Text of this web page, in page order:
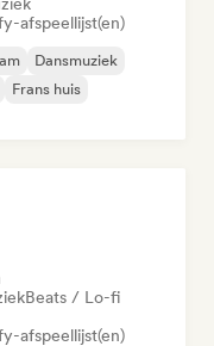
afspeellijst(en)
Dansmuziek
Frans huis
Beats / Lo-fi
afspeellijst(en)